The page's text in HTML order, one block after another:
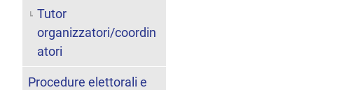
Tutor
organizzatori/coordin
atori
Procedure elettorali e